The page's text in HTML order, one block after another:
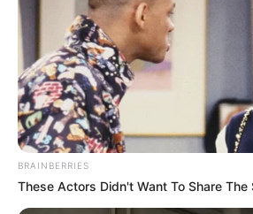
BRAINBERRIES
These Actors Didn't Want To Share The